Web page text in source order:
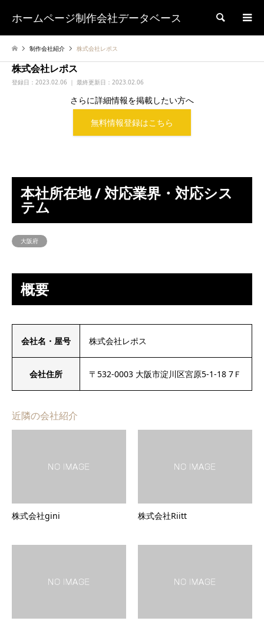
ホームページ制作会社データベース 検索
制作会社紹介 株式会社レポス
株式会社レポス
登録日： 2023.02.06 ｜ 最終更新日：2023.02.06
さらに詳細情報を掲載したい方へ
無料情報登録はこちら
本社所在地 / 対応業界・対応シス
テム
大阪府
概要
会社名・屋号 株式会社レポス
会社住所 〒532-0003 大阪市淀川区宮原5-1-18 7Ｆ
近隣の会社紹介
株式会社gini 株式会社Riitt